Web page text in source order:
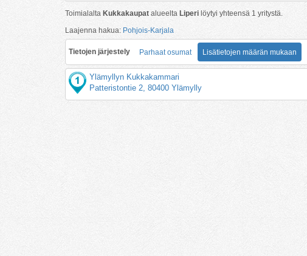
Toimialalta Kukkakaupat alueelta Liperi löytyi yhteensä 1 yritystä.
Laajenna hakua: Pohjois-Karjala
Tietojen järjestely Parhaat osumat Lisätietojen määrän mukaan
Ylämyllyn Kukkakammari
Patteristontie 2, 80400 Ylämylly